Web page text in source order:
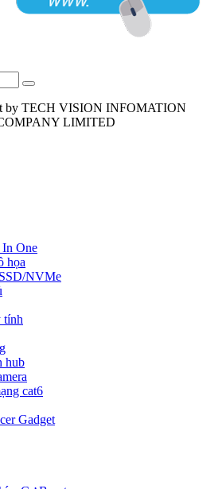
by TECH VISION INFOMATION
LIMITED
One
họa
NVMe
tính
hub
cat6
Gadget